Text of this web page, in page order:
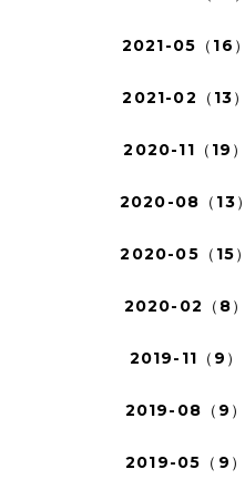
2021-05（16）
2021-02（13）
2020-11（19）
2020-08（13）
2020-05（15）
2020-02（8）
2019-11（9）
2019-08（9）
2019-05（9）